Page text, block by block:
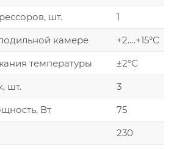
шт.
1
камере
+2….+15°С
температуры
±2°С
шт.
3
Вт
75
230